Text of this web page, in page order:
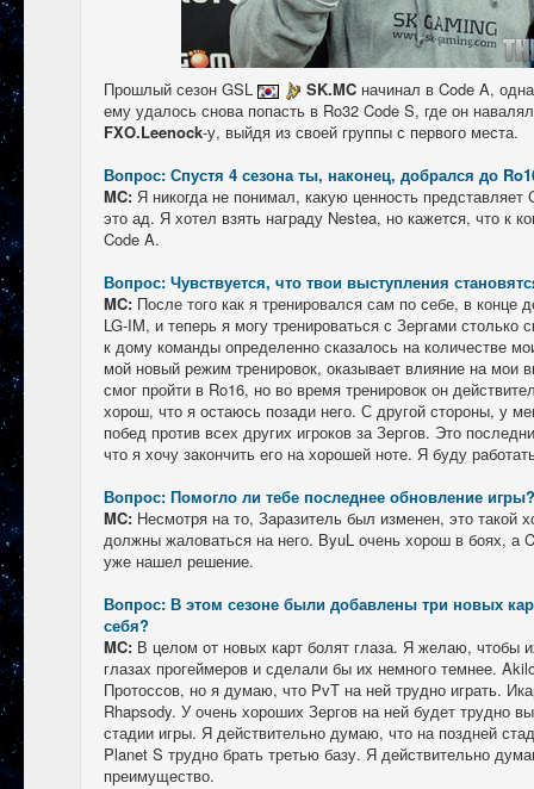
Прошлый сезон GSL SK.MC начинал в Code A,
ему удалось снова попасть в Ro32 Code S, где он
FXO.Leenock-у, выйдя из своей группы с первого места.
Вопрос: Спустя 4 сезона ты, наконец, добрался до
MC: Я никогда не понимал, какую ценность
это ад. Я хотел взять награду Nestea, но кажется, что к
Code A.
Вопрос: Чувствуется, что твои выступления
MC: После того как я тренировался сам по себе, в конце
LG-IM, и теперь я могу тренироваться с Зергами столько
к дому команды определенно сказалось на количестве
мой новый режим тренировок, оказывает влияние на мои
смог пройти в Ro16, но во время тренировок он
хорош, что я остаюсь позади него. С другой стороны, у
побед против всех других игроков за Зергов. Это
что я хочу закончить его на хорошей ноте. Я буду
Вопрос: Помогло ли тебе последнее обновление игры?
MC: Несмотря на то, Заразитель был изменен, это такой
должны жаловаться на него. ByuL очень хорош в боях, а
уже нашел решение.
Вопрос: В этом сезоне были добавлены три новых
себя?
MC: В целом от новых карт болят глаза. Я желаю, чтобы
глазах прогеймеров и сделали бы их немного темнее.
Протоссов, но я думаю, что PvT на ней трудно играть.
Rhapsody. У очень хороших Зергов на ней будет трудно
стадии игры. Я действительно думаю, что на поздней
Planet S трудно брать третью базу. Я действительно
преимущество.